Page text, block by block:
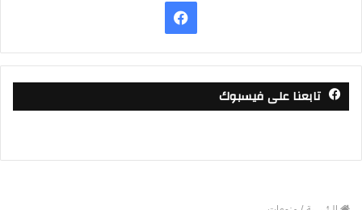
فيسبوك
تابعنا على فيسبوك